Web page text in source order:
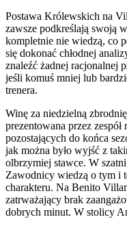
Postawa Królewskich na
zawsze podkreślają swoją
kompletnie nie wiedzą, co
się dokonać chłodnej
znaleźć żadnej racjonalnej
jeśli komuś mniej lub
trenera.
Winę za niedzielną
prezentowana przez
pozostających do końca
jak można było wyjść z
olbrzymiej stawce. W
Zawodnicy wiedzą o tym i
charakteru. Na Benito
zatrważający brak
dobrych minut. W stolicy